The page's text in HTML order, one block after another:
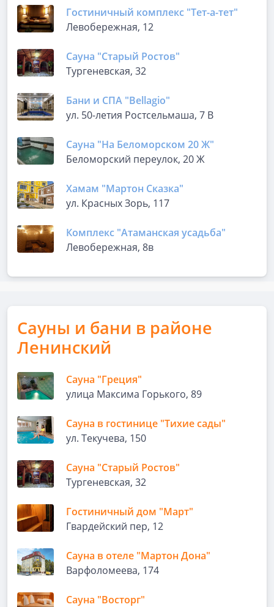
Гостиничный комплекс "Тет-а-тет"
Левобережная, 12
Сауна "Старый Ростов"
Тургеневская, 32
Бани и СПА "Bellagio"
ул. 50-летия Ростсельмаша, 7 В
Сауна "На Беломорском 20 Ж"
Беломорский переулок, 20 Ж
Хамам "Мартон Сказка"
ул. Красных Зорь, 117
Комплекс "Атаманская усадьба"
Левобережная, 8в
Сауны и бани в районе
Ленинский
Сауна "Греция"
улица Максима Горького, 89
Сауна в гостинице "Тихие сады"
ул. Текучева, 150
Сауна "Старый Ростов"
Тургеневская, 32
Гостиничный дом "Март"
Гвардейский пер, 12
Сауна в отеле "Мартон Дона"
Варфоломеева, 174
Сауна "Восторг"